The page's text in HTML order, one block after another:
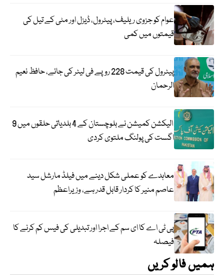
عوام کو جزوی ریلیف، پیٹرول، ڈیزل اور مٹی کے تیل کی
قیمتوں میں کمی
پیٹرول کی قیمت 228 روپے فی لیٹر کی جائے، حافظ نعیم
الرحمان
الیکشن کمیشن نے بلوچستان کے 4 بلدیاتی حلقوں میں 9
اگست کی پولنگ ملتوی کردی
معاہدے کو عملی شکل دینے میں فیلڈ مارشل سید
عاصم منیر کا کردار قابل قدر ہے، وزیراعظم
پی ٹی اے کا ای سم کے اجرا اور تبدیلی کی فیس کم کرنے کا
فیصلہ
ہمیں فالو کریں